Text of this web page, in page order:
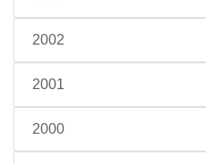
2002
2001
2000